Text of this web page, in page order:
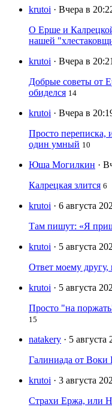
krutoi · Вчера в
О Ерше и
нашей
krutoi · Вчера в 20:21
Добрые советы от
обиделся 14
krutoi · Вчера в
Просто переписка,
один умный 10
Юша Могилкин ·
Калрецкая злится 6
krutoi · 6 августа
Там пишут: «Я
krutoi · 5 августа
Ответ моему
krutoi · 5 августа
Просто "на
15
natakery · 5 августа
Галиниада от
krutoi · 3 августа
Страхи Ержа, или